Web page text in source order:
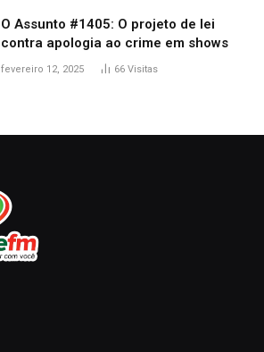
O Assunto #1405: O projeto de lei
contra apologia ao crime em shows
fevereiro 12, 2025 66 Visitas